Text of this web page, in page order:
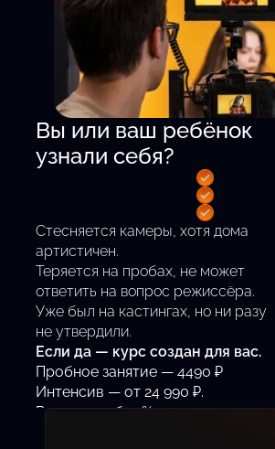
Вы или ваш ребёнок
узнали себя?
Стесняется камеры, хотя дома
артистичен.
Теряется на пробах, не может
ответить на вопрос режиссёра.
Уже был на кастингах, но ни разу
не утвердили.
Если да — курс создан для вас.
Пробное занятие — 4490 ₽
Интенсив — от 24 990 ₽.
Рассрочка без %